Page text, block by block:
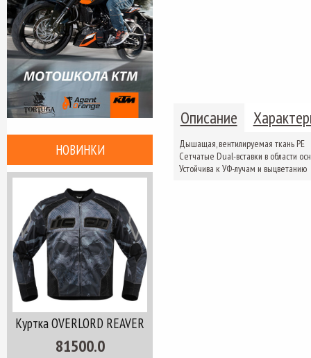
НОВИНКИ
Куртка OVERLORD REAVER
81500.0
Описание
Дышащая, вентилируемая ткань PE
Сетчатые Dual-вставки в области
Устойчива к УФ-лучам и выцветанию